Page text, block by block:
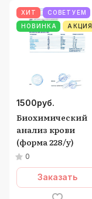
ХИТ
СОВЕТУЕМ
НОВИНКА
АКЦИЯ
1500руб.
Биохимический
анализ крови
(форма 228/у)
0
Заказать